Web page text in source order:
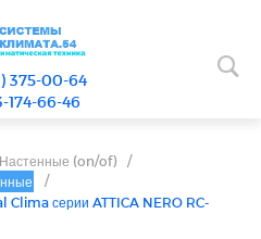
375-00-64
174-66-46
Настенные (on/of)
/
/
Clima серии ATTICA NERO RC-